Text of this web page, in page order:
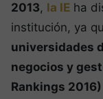
2013, la IE ha
institución, ya
universidades
negocios y
Rankings 2016)